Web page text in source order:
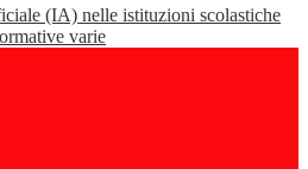
(IA) nelle istituzioni scolastiche
varie